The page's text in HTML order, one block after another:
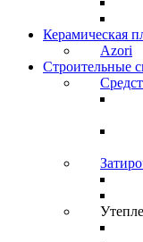
Керамическая
Azori
Строительные